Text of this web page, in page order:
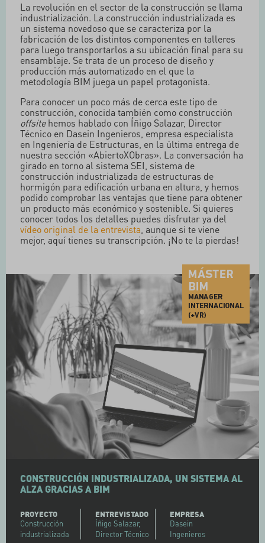
La revolución en el sector de la construcción se llama
industrialización. La construcción industrializada es
un sistema novedoso que se caracteriza por la
fabricación de los distintos componentes en talleres
para luego transportarlos a su ubicación final para su
ensamblaje. Se trata de un proceso de diseño y
producción más automatizado en el que la
metodología BIM juega un papel protagonista.
Para conocer un poco más de cerca este tipo de
construcción, conocida también como construcción
offsitehemos hablado con Íñigo Salazar, Director
Técnico en Dasein Ingenieros, empresa especialista
en Ingeniería de Estructuras, en la última entrega de
nuestra sección «AbiertoXObras». La conversación ha
girado en torno al sistema SEI, sistema de
construcción industrializada de estructuras de
hormigón para edificación urbana en altura, y hemos
podido comprobar las ventajas que tiene para obtener
un producto más económico y sostenible. Si quieres
conocer todos los detalles puedes disfrutar ya del
vídeo original de la entrevista , aunque si te viene
mejor, aquí tienes su transcripción. ¡No te la pierdas!
CONSTRUCCIÓN INDUSTRIALIZADA, UN SISTEMA AL
ALZA GRACIAS A BIM
PROYECTO
Construcción
industrializada
ENTREVISTADO
Íñigo Salazar,
Director Técnico
EMPRESA
Dasein
Ingenieros